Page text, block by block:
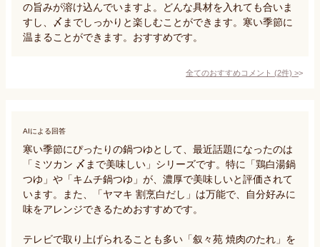
の旨みが溶け込んでいますよ。どんな具材を入れても合いま
すし、〆までしっかりと楽しむことができます。寒い季節に
温まることができます。おすすめです。
全てのおすすめコメント (2件) >
AIによる回答
寒い季節にぴったりの鍋つゆとして、最近話題になったのは
「ミツカン 〆まで美味しい」シリーズです。特に「鶏白湯鍋
つゆ」や「キムチ鍋つゆ」が、濃厚で美味しいと評価されて
います。また、「ヤマキ 割烹白だし」は万能で、自分好みに
味をアレンジできるためおすすめです。
テレビで取り上げられることも多い「叙々苑 焼肉のたれ」を